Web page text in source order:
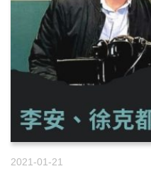
2021-01-21